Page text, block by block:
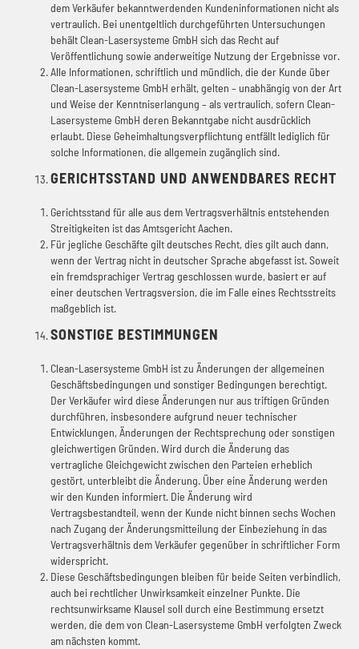
dem Verkäufer bekanntwerdenden Kundeninformationen nicht als
vertraulich. Bei unentgeltlich durchgeführten Untersuchungen
behält Clean-Lasersysteme GmbH sich das Recht auf
Veröffentlichung sowie anderweitige Nutzung der Ergebnisse vor.
Alle Informationen, schriftlich und mündlich, die der Kunde über
Clean-Lasersysteme GmbH erhält, gelten – unabhängig von der Art
und Weise der Kenntniserlangung – als vertraulich, sofern Clean-
Lasersysteme GmbH deren Bekanntgabe nicht ausdrücklich
erlaubt. Diese Geheimhaltungsverpflichtung entfällt lediglich für
solche Informationen, die allgemein zugänglich sind.
GERICHTSSTAND UND ANWENDBARES RECHT
Gerichtsstand für alle aus dem Vertragsverhältnis entstehenden
Streitigkeiten ist das Amtsgericht Aachen.
Für jegliche Geschäfte gilt deutsches Recht, dies gilt auch dann,
wenn der Vertrag nicht in deutscher Sprache abgefasst ist. Soweit
ein fremdsprachiger Vertrag geschlossen wurde, basiert er auf
einer deutschen Vertragsversion, die im Falle eines Rechtsstreits
maßgeblich ist.
SONSTIGE BESTIMMUNGEN
Clean-Lasersysteme GmbH ist zu Änderungen der allgemeinen
Geschäftsbedingungen und sonstiger Bedingungen berechtigt.
Der Verkäufer wird diese Änderungen nur aus triftigen Gründen
durchführen, insbesondere aufgrund neuer technischer
Entwicklungen, Änderungen der Rechtsprechung oder sonstigen
gleichwertigen Gründen. Wird durch die Änderung das
vertragliche Gleichgewicht zwischen den Parteien erheblich
gestört, unterbleibt die Änderung. Über eine Änderung werden
wir den Kunden informiert. Die Änderung wird
Vertragsbestandteil, wenn der Kunde nicht binnen sechs Wochen
nach Zugang der Änderungsmitteilung der Einbeziehung in das
Vertragsverhältnis dem Verkäufer gegenüber in schriftlicher Form
widerspricht.
Diese Geschäftsbedingungen bleiben für beide Seiten verbindlich,
auch bei rechtlicher Unwirksamkeit einzelner Punkte. Die
rechtsunwirksame Klausel soll durch eine Bestimmung ersetzt
werden, die dem von Clean-Lasersysteme GmbH verfolgten Zweck
am nächsten kommt.